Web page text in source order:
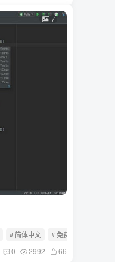
7
# 简体中文 # 免费软件
0 2992 66